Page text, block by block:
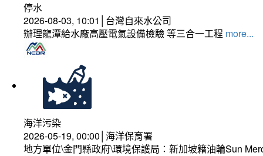
停水
2026-08-03, 10:01│台灣自來水公司
辦理龍潭給水廠高壓電氣設備檢驗 等三合一工程 more...
海洋污染
2026-05-19, 00:00│海洋保育署
地方單位\金門縣政府\環境保護局：新加坡籍油輪Sun